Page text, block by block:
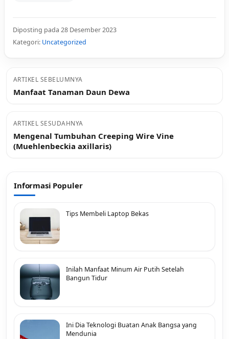
Diposting pada 28 Desember 2023
Kategori: Uncategorized
ARTIKEL SEBELUMNYA
Manfaat Tanaman Daun Dewa
ARTIKEL SESUDAHNYA
Mengenal Tumbuhan Creeping Wire Vine
(Muehlenbeckia axillaris)
Informasi Populer
Tips Membeli Laptop Bekas
Inilah Manfaat Minum Air Putih Setelah
Bangun Tidur
Ini Dia Teknologi Buatan Anak Bangsa yang
Mendunia